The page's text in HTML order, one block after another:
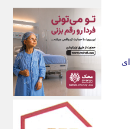
ای
اکوفارس
اکونگار
اکونیوز
الف
انتشار آنلاین
اندیشه قرن
اندیشه معاصر
اندیشه ها
انرژی پرس